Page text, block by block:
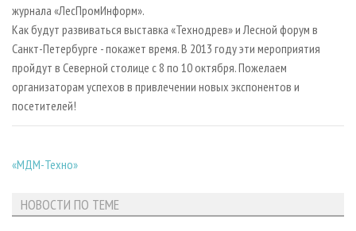
журнала «ЛесПромИнформ».
Как будут развиваться выставка «Технодрев» и Лесной форум в
Санкт-Петербурге - покажет время. В 2013 году эти мероприятия
пройдут в Северной столице с 8 по 10 октября. Пожелаем
организаторам успехов в привлечении новых экспонентов и
посетителей!
«МДМ-Техно»
НОВОСТИ ПО ТЕМЕ